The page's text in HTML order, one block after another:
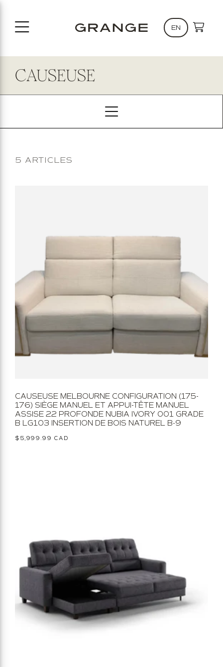
EN
CAUSEUSE
5 ARTICLES
CAUSEUSE MELBOURNE CONFIGURATION (175-
176) SIÈGE MANUEL ET APPUI-TÊTE MANUEL
ASSISE 22 PROFONDE NUBIA IVORY 001 GRADE
B LG103 INSERTION DE BOIS NATUREL B-9
Prix
$5,999.99 CAD